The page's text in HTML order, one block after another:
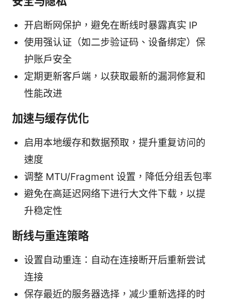
开启断网保护，避免在断线时暴露真实 IP
使用强认证（如二步验证码、设备绑定）保
护账户安全
定期更新客户端，以获取最新的漏洞修复和
性能改进
加速与缓存优化
启用本地缓存和数据预取，提升重复访问的
速度
调整 MTU/Fragment 设置，降低分组丢包率
避免在高延迟网络下进行大文件下载，以提
升稳定性
断线与重连策略
设置自动重连：自动在连接断开后重新尝试
连接
保存最近的服务器选择，减少重新选择的时